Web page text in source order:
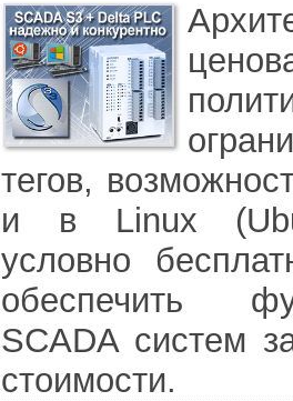
тегов,
и в Linux
условно
обеспечить
SCADA систем
стоимости.